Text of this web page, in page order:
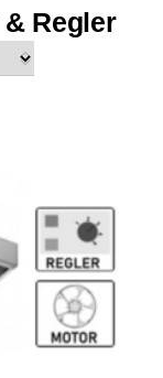
Regler